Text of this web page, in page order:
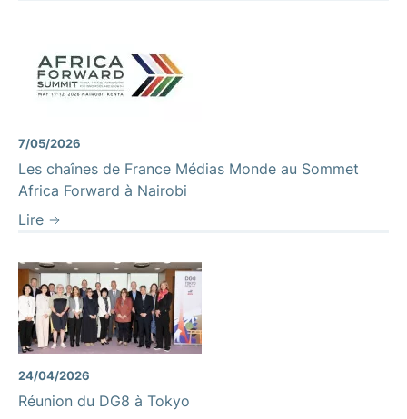
7/05/2026
Les chaînes de France Médias Monde au Sommet
Africa Forward à Nairobi
Lire
24/04/2026
Réunion du DG8 à Tokyo